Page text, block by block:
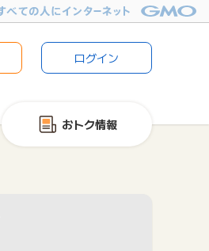
ログイン
おトク情報